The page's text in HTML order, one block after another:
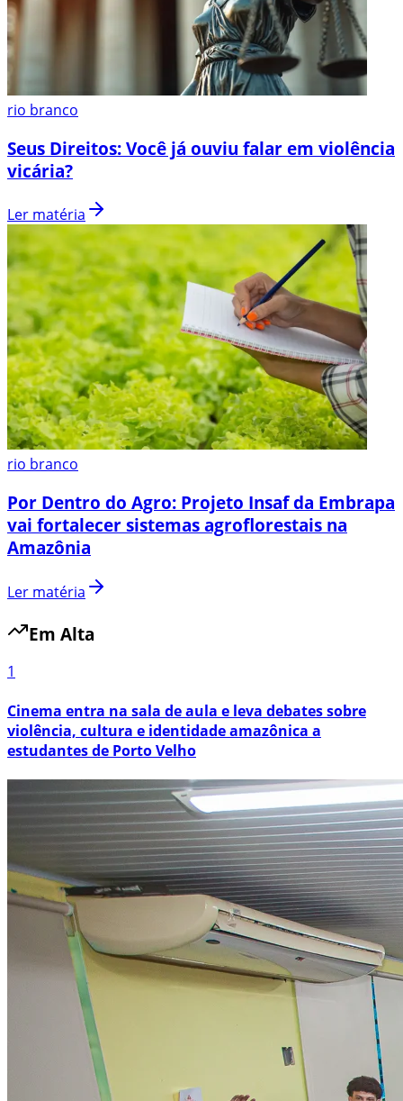
rio branco
Seus Direitos: Você já ouviu falar em violência
vicária?
Ler matéria
rio branco
Por Dentro do Agro: Projeto Insaf da Embrapa
vai fortalecer sistemas agroflorestais na
Amazônia
Ler matéria
Em Alta
1
Cinema entra na sala de aula e leva debates sobre
violência, cultura e identidade amazônica a
estudantes de Porto Velho